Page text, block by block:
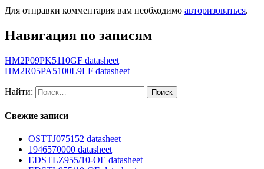
Для отправки комментария вам необходимо авторизоваться.
Навигация по записям
HM2P09PK5110GF datasheet
HM2R05PA5100L9LF datasheet
Найти:
Свежие записи
OSTTJ075152 datasheet
1946570000 datasheet
EDSTLZ955/10-OE datasheet